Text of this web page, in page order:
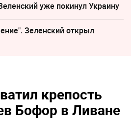
уже покинул Украину
Зеленский открыл
крепость
Бофор в Ливане